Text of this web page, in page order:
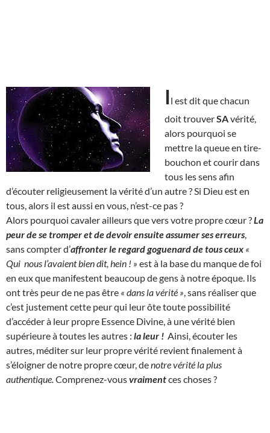
Il est dit que chacun
doit trouverSAvérité,
alors pourquoi se
mettre la queue en tire-
bouchon et courir dans
tous les sens afin
d’écouter religieusement la vérité d’un autre ? Si Dieu est en
tous, alors il est aussi en vous, n’est-ce pas ?
Alors pourquoi cavaler ailleurs que vers votre propre cœur ?La
peur de se tromper et de devoir ensuite assumer ses erreurs
sans compter d’affronter le regard goguenard de tous ceux «
Qui nous l’avaient bien dit, hein ! » est à la base du manque de foi
en eux que manifestent beaucoup de gens à notre époque. Ils
ont très peur de ne pas être « dans la vérité » , sans réaliser que
c’est justement cette peur qui leur ôte toute possibilité
d’accéder à leur propre Essence Divine, à une vérité bien
supérieure à toutes les autres : la leur ! Ainsi, écouter les
autres, méditer sur leur propre vérité revient finalement à
s’éloigner de notre propre cœur, denotre vérité la plus
authentique. Comprenez-vousvraimentces choses ?